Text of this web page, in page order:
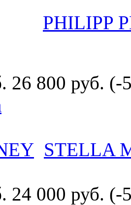
PHILIPP
26 800 руб. (-
STELLA
24 000 руб. (-